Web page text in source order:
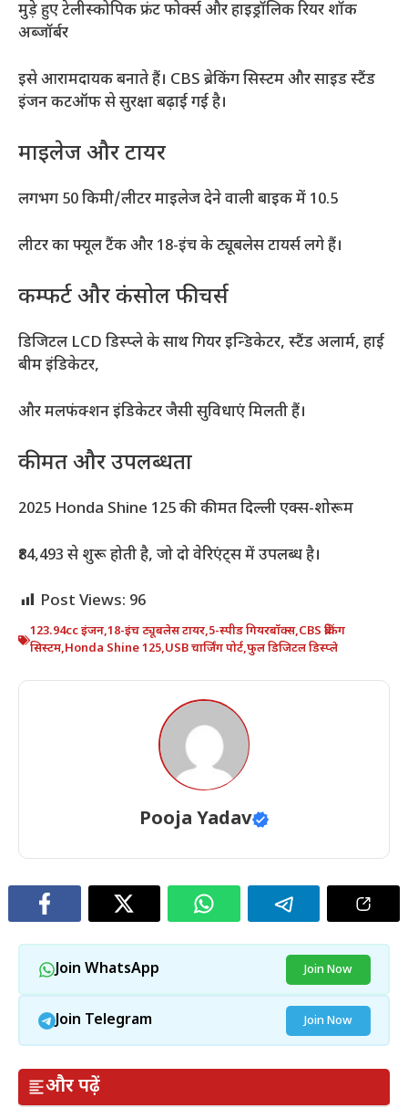
मुड़े हुए टेलीस्कोपिक फ्रंट फोर्क्स और हाइड्रॉलिक रियर शॉक
अब्जॉर्बर
इसे आरामदायक बनाते हैं। CBS ब्रेकिंग सिस्टम और साइड स्टैंड
इंजन कटऑफ से सुरक्षा बढ़ाई गई है।
माइलेज और टायर
लगभग 50 किमी/लीटर माइलेज देने वाली बाइक में 10.5
लीटर का फ्यूल टैंक और 18-इंच के ट्यूबलेस टायर्स लगे हैं।
कम्फर्ट और कंसोल फीचर्स
डिजिटल LCD डिस्प्ले के साथ गियर इन्डिकेटर, स्टैंड अलार्म, हाई
बीम इंडिकेटर,
और मलफंक्शन इंडिकेटर जैसी सुविधाएं मिलती हैं।
कीमत और उपलब्धता
2025 Honda Shine 125 की कीमत दिल्ली एक्स-शोरूम
₹84,493 से शुरू होती है, जो दो वेरिएंट्स में उपलब्ध है।
Post Views: 96
123.94cc इंजन,18-इंच ट्यूबलेस टायर,5-स्पीड गियरबॉक्स,CBS ब्रेकिंग
सिस्टम,Honda Shine 125,USB चार्जिंग पोर्ट,फुल डिजिटल डिस्प्ले
Pooja Yadav
Join WhatsApp Join Now
Join Telegram Join Now
और पढ़ें